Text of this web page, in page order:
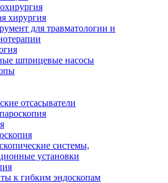
хирургия
для травматологии и
шприцевые насосы
отсасыватели
системы,
установки
к гибким эндоскопам